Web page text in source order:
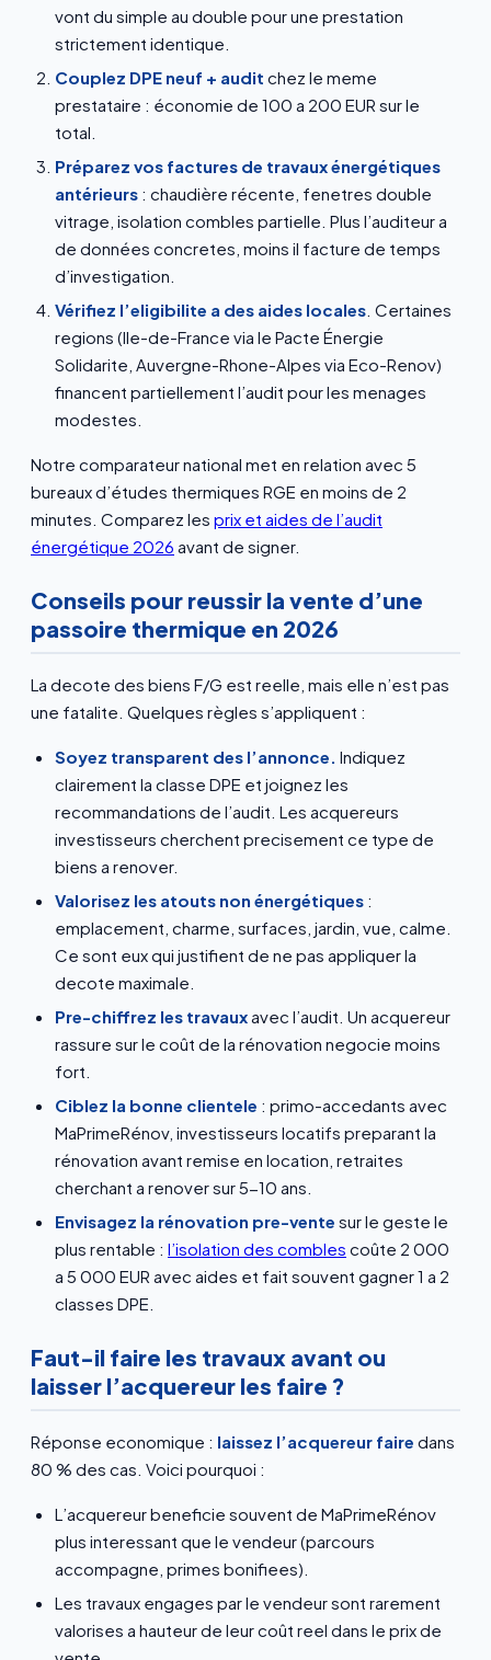
vont du simple au double pour une prestation
strictement identique.
Couplez DPE neuf + audit chez le meme
prestataire : économie de 100 a 200 EUR sur le
total.
Préparez vos factures de travaux énergétiques
antérieurs : chaudière récente, fenetres double
vitrage, isolation combles partielle. Plus l’auditeur a
de données concretes, moins il facture de temps
d’investigation.
Vérifiez l’eligibilite a des aides locales . Certaines
regions (Ile-de-France via le Pacte Énergie
Solidarite, Auvergne-Rhone-Alpes via Eco-Renov)
financent partiellement l’audit pour les menages
modestes.
Notre comparateur national met en relation avec 5
bureaux d’études thermiques RGE en moins de 2
minutes. Comparez les prix et aides de l’audit
énergétique 2026 avant de signer.
Conseils pour reussir la vente d’une
passoire thermique en 2026
La decote des biens F/G est reelle, mais elle n’est pas
une fatalite. Quelques règles s’appliquent :
Soyez transparent des l’annonce. Indiquez
clairement la classe DPE et joignez les
recommandations de l’audit. Les acquereurs
investisseurs cherchent precisement ce type de
biens a renover.
Valorisez les atouts non énergétiques :
emplacement, charme, surfaces, jardin, vue, calme.
Ce sont eux qui justifient de ne pas appliquer la
decote maximale.
Pre-chiffrez les travauxavec l’audit. Un acquereur
rassure sur le coût de la rénovation negocie moins
fort.
Ciblez la bonne clientele : primo-accedants avec
MaPrimeRénov, investisseurs locatifs preparant la
rénovation avant remise en location, retraites
cherchant a renover sur 5-10 ans.
Envisagez la rénovation pre-vente sur le geste le
plus rentable : l’isolation des combles coûte 2 000
a 5 000 EUR avec aides et fait souvent gagner 1 a 2
classes DPE.
Faut-il faire les travaux avant ou
laisser l’acquereur les faire ?
Réponse economique : laissez l’acquereur faire dans
80 % des cas. Voici pourquoi :
L’acquereur beneficie souvent de MaPrimeRénov
plus interessant que le vendeur (parcours
accompagne, primes bonifiees).
Les travaux engages par le vendeur sont rarement
valorises a hauteur de leur coût reel dans le prix de